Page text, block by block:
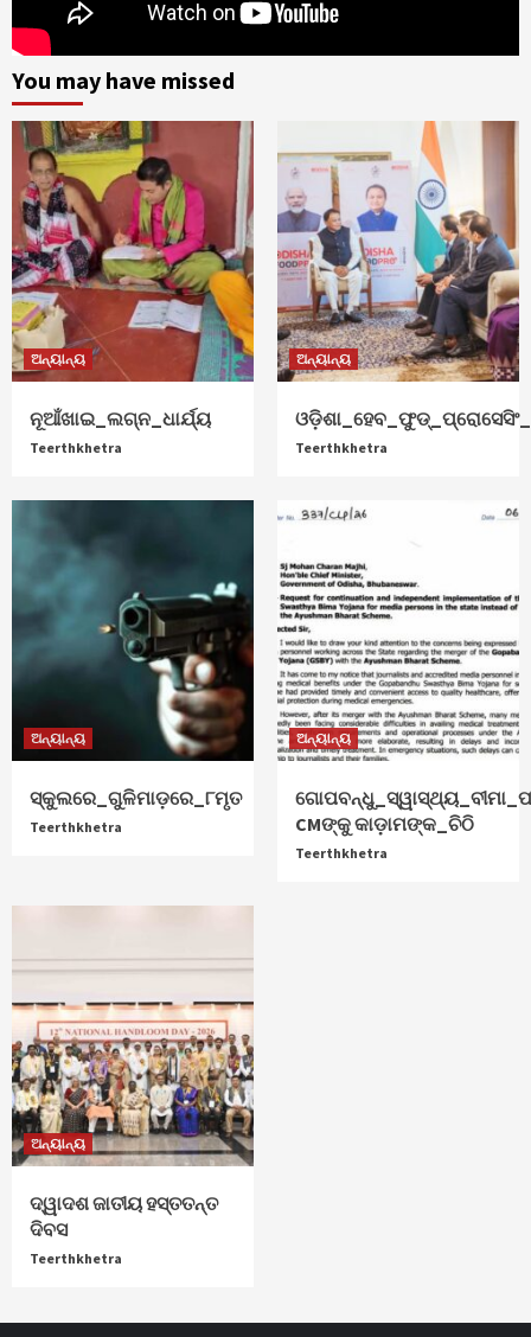
You may have missed
ଅନ୍ୟାନ୍ୟ
ନୂଆଁଖାଇ_ଲଗ୍ନ_ଧାର୍ଯ୍ୟ
Teerthkhetra
ଅନ୍ୟାନ୍ୟ
Teerthkhetra
ଅନ୍ୟାନ୍ୟ
ସ୍କୁଲରେ_ଗୁଳିମାଡ଼ରେ_୮ମୃତ
Teerthkhetra
ଅନ୍ୟାନ୍ୟ
CMଙ୍କୁ କାଡ଼ାମଙ୍କ_ଚିଠି
Teerthkhetra
ଅନ୍ୟାନ୍ୟ
ଦ୍ୱାଦଶ ଜାତୀୟ ହସ୍ତତନ୍ତ
ଦିବସ
Teerthkhetra